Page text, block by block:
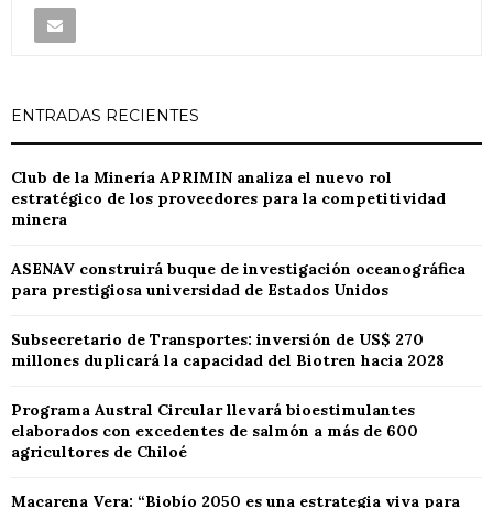
ENTRADAS RECIENTES
Club de la Minería APRIMIN analiza el nuevo rol
estratégico de los proveedores para la competitividad
minera
ASENAV construirá buque de investigación oceanográfica
para prestigiosa universidad de Estados Unidos
Subsecretario de Transportes: inversión de US$ 270
millones duplicará la capacidad del Biotren hacia 2028
Programa Austral Circular llevará bioestimulantes
elaborados con excedentes de salmón a más de 600
agricultores de Chiloé
Macarena Vera: “Biobío 2050 es una estrategia viva para